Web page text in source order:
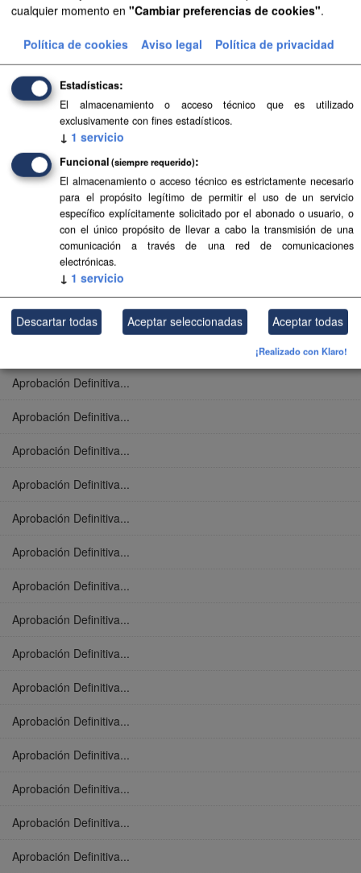
Aprobación Definitiva...
Aprobación Definitiva...
Aprobación Definitiva...
Aprobación Definitiva...
Aprobación Definitiva...
Aprobación Definitiva...
Aprobación Definitiva...
Aprobación Definitiva...
Aprobación Definitiva...
Aprobación Definitiva...
Aprobación Definitiva...
Aprobación Definitiva...
Aprobación Definitiva...
Aprobación Definitiva...
Aprobación Definitiva...
Aprobación Definitiva...
Aprobación Definitiva...
Aprobación Definitiva...
Aprobación Definitiva...
Aprobación Definitiva...
Aprobación Definitiva...
Aprobación Definitiva...
Aprobación Definitiva...
Aprobación Definitiva...
Aprobación Definitiva...
cualquier momento en "Cambiar preferencias de cookies".
Política de cookies Aviso legal Política de privacidad
Estadísticas
El almacenamiento o acceso técnico que es utilizado
exclusivamente con fines estadísticos.
↓ 1 servicio
Funcional (siempre requerido)
El almacenamiento o acceso técnico es estrictamente necesario
para el propósito legítimo de permitir el uso de un servicio
específico explícitamente solicitado por el abonado o usuario, o
con el único propósito de llevar a cabo la transmisión de una
comunicación a través de una red de comunicaciones
electrónicas.
↓ 1 servicio
Descartar todas Aceptar seleccionadas Aceptar todas
¡Realizado con Klaro!